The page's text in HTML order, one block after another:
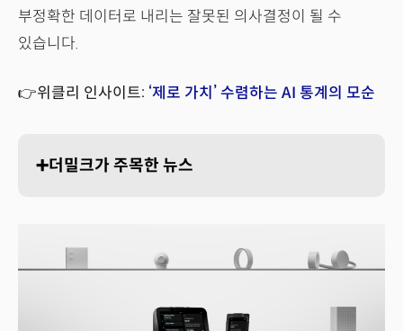
부정확한 데이터로 내리는 잘못된 의사결정이 될 수
있습니다.
👉위클리 인사이트: ‘제로 가치’ 수렴하는 AI 통계의 모순
➕더밀크가 주목한 뉴스